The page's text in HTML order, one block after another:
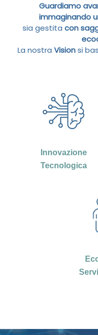
Guardiamo
immaginando
sia gestita con
La nostra Visionsi
Innovazione
Tecnologica